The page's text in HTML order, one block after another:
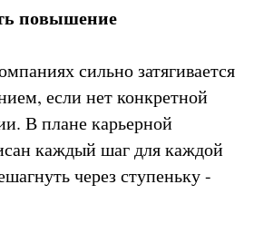
повышение
сильно затягивается
если нет конкретной
В плане карьерной
каждый шаг для каждой
через ступеньку -